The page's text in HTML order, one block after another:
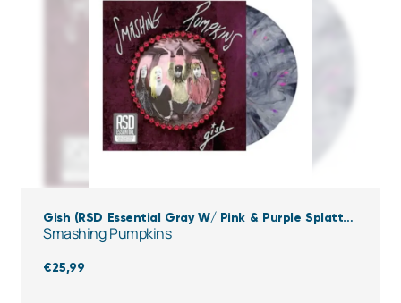
Gish (RSD Essential Gray W/ Pink & Purple Splatter
Vinyl)
Smashing Pumpkins
€25,99